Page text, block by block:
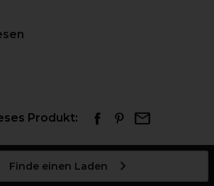
Produkt:
Finde einen Laden